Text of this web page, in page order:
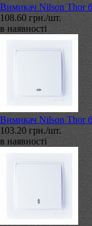
Вимикач Nilson Thor
108.60 грн./шт.
в наявності
Вимикач Nilson Thor
103.20 грн./шт.
в наявності